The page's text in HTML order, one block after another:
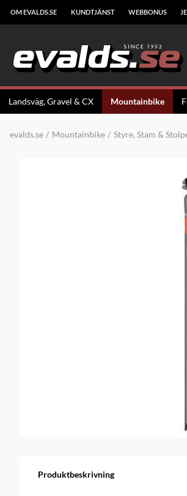
OM EVALDS.SE KUNDTJÄNST WEBBONUS
Landsväg, Gravel & CX Mountainbike
evalds.se Mountainbike Styre, Stam &
Produktbeskrivning